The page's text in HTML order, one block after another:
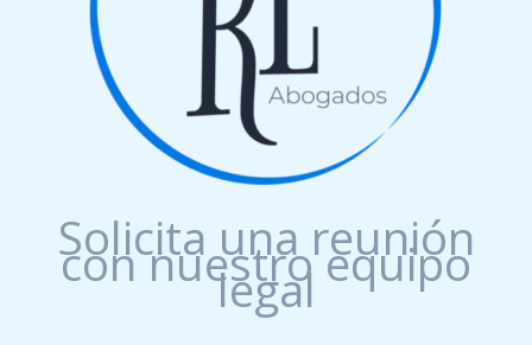
Solicita una reunión
con nuestro equipo
legal